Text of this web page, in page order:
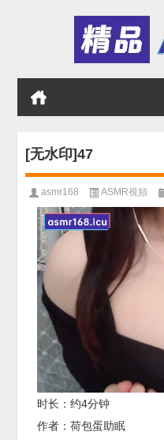
[无水印]47
asmr168 ASMR視頻
时长：约4分钟
作者：荷包蛋助眠